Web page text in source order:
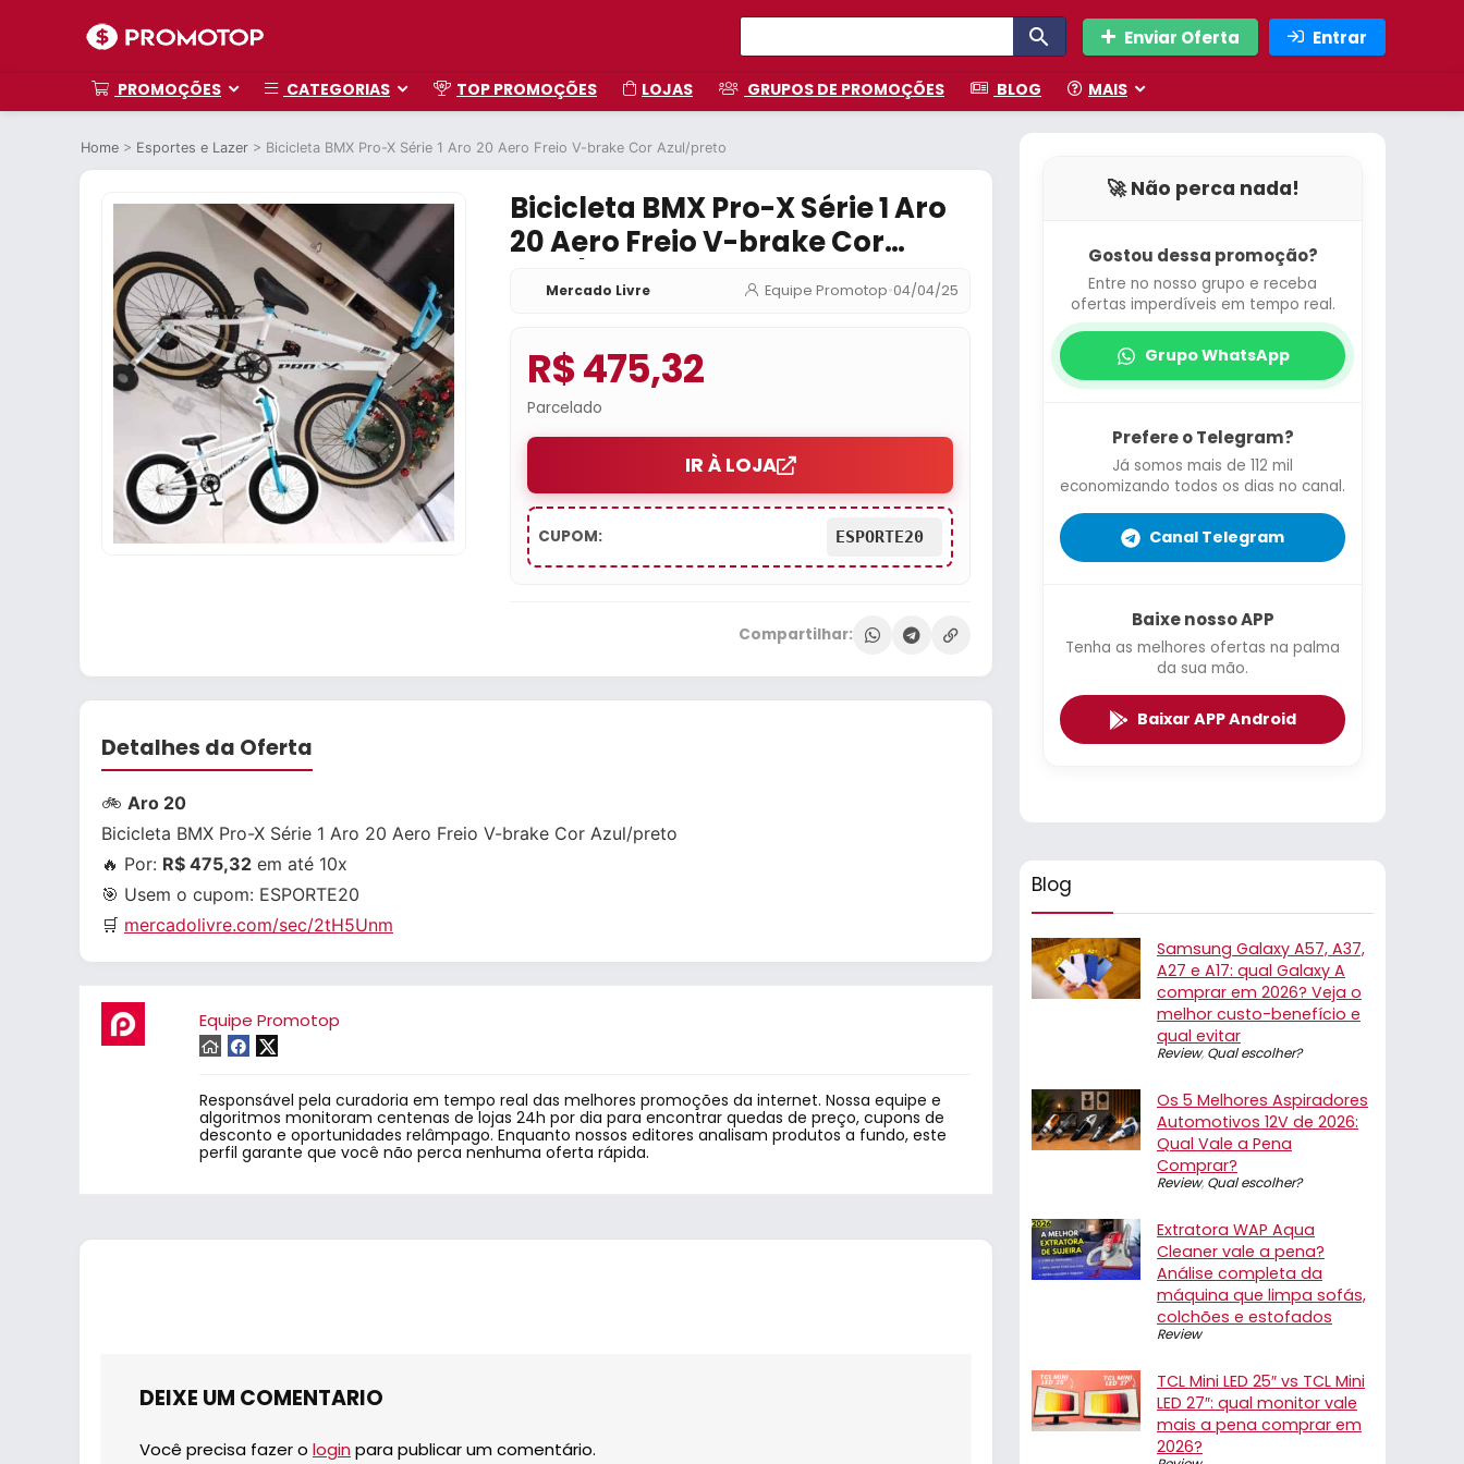
Enviar Oferta Entrar
PROMOÇÕES CATEGORIAS TOP PROMOÇÕES LOJAS GRUPOS DE PROMOÇÕES BLOG MAIS
Home > Esportes e Lazer > Bicicleta BMX Pro-X Série 1 Aro 20 Aero Freio V-brake Cor Azul/preto
Bicicleta BMX Pro-X Série 1 Aro
20 Aero Freio V-brake Cor
Azul/preto
Mercado Livre Equipe Promotop•04/04/25
R$ 475,32
Parcelado
IR À LOJA
CUPOM: ESPORTE20
Compartilhar:
Detalhes da Oferta
🚲 Aro 20
Bicicleta BMX Pro-X Série 1 Aro 20 Aero Freio V-brake Cor Azul/preto
🔥 Por: R$ 475,32 em até 10x
🎯 Usem o cupom: ESPORTE20
🛒 mercadolivre.com/sec/2tH5Unm
Equipe Promotop
Responsável pela curadoria em tempo real das melhores promoções da internet. Nossa equipe e
algoritmos monitoram centenas de lojas 24h por dia para encontrar quedas de preço, cupons de
desconto e oportunidades relâmpago. Enquanto nossos editores analisam produtos a fundo, este
perfil garante que você não perca nenhuma oferta rápida.
DEIXE UM COMENTARIO
Você precisa fazer o login para publicar um comentário.
🚀 Não perca nada!
Gostou dessa promoção?
Entre no nosso grupo e receba
ofertas imperdíveis em tempo real.
Grupo WhatsApp
Prefere o Telegram?
Já somos mais de 112 mil
economizando todos os dias no canal.
Canal Telegram
Baixe nosso APP
Tenha as melhores ofertas na palma
da sua mão.
Baixar APP Android
Blog
Samsung Galaxy A57, A37,
A27 e A17: qual Galaxy A
comprar em 2026? Veja o
melhor custo-benefício e
qual evitar
Review, Qual escolher?
Os 5 Melhores Aspiradores
Automotivos 12V de 2026:
Qual Vale a Pena
Comprar?
Review, Qual escolher?
Extratora WAP Aqua
Cleaner vale a pena?
Análise completa da
máquina que limpa sofás,
colchões e estofados
Review
TCL Mini LED 25″ vs TCL Mini
LED 27″: qual monitor vale
mais a pena comprar em
2026?